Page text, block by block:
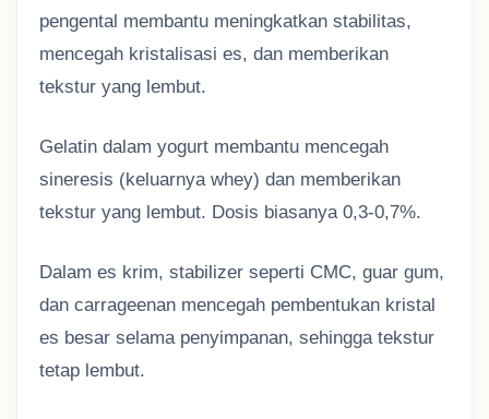
pengental membantu meningkatkan stabilitas,
mencegah kristalisasi es, dan memberikan
tekstur yang lembut.
Gelatin dalam yogurt membantu mencegah
sineresis (keluarnya whey) dan memberikan
tekstur yang lembut. Dosis biasanya 0,3-0,7%.
Dalam es krim, stabilizer seperti CMC, guar gum,
dan carrageenan mencegah pembentukan kristal
es besar selama penyimpanan, sehingga tekstur
tetap lembut.